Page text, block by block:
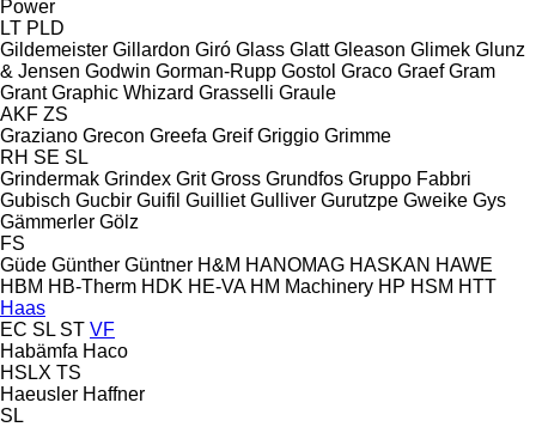
Power
LT PLD
Gildemeister Gillardon Giró Glass Glatt Gleason Glimek Glunz
& Jensen Godwin Gorman-Rupp Gostol Graco Graef Gram
Grant Graphic Whizard Grasselli Graule
AKF ZS
Graziano Grecon Greefa Greif Griggio Grimme
RH SE SL
Grindermak Grindex Grit Gross Grundfos Gruppo Fabbri
Gubisch Gucbir Guifil Guilliet Gulliver Gurutzpe Gweike Gys
Gämmerler Gölz
FS
Güde Günther Güntner H&M HANOMAG HASKAN HAWE
HBM HB‑Therm HDK HE-VA HM Machinery HP HSM HTT
Haas
EC SL ST VF
Habämfa Haco
HSLX TS
Haeusler Haffner
SL